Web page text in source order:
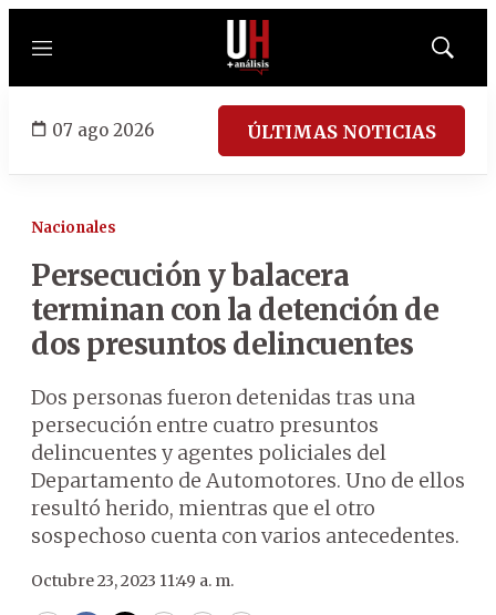
Menú
Mostrar
07 ago 2026 ÚLTIMAS NOTICIAS
Nacionales
Persecución y balacera
terminan con la detención de
dos presuntos delincuentes
Dos personas fueron detenidas tras una
persecución entre cuatro presuntos
delincuentes y agentes policiales del
Departamento de Automotores. Uno de ellos
resultó herido, mientras que el otro
sospechoso cuenta con varios antecedentes.
Octubre 23, 2023 11:49 a. m.